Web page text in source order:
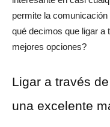
permite la
qué decimos que ligar a
mejores opciones?
Ligar a través
una excelente